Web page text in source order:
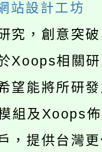
! 於龍潭區
內行報名
，桃園電
運動會8/
池舉行。
戶享有免
低收入戶
及科技中
站設計工坊
究，創意突
Xoops相關
望能將所研
組及Xoops
，提供台灣